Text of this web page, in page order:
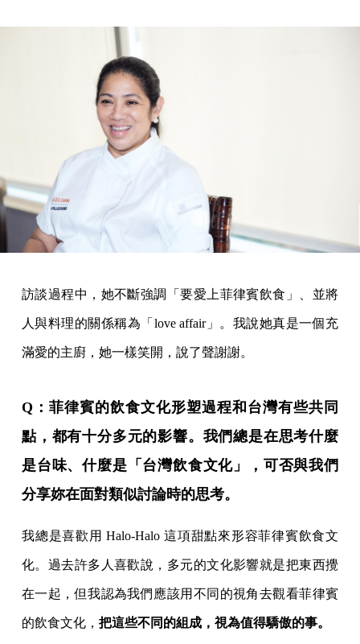
訪談過程中，她不斷強調「要愛上菲律賓飲食」、並將
人與料理的關係稱為「love affair」。我說她真是一個充
滿愛的主廚，她一樣笑開，說了聲謝謝。
Q：菲律賓的飲食文化形塑過程和台灣有些共同
點，都有十分多元的影響。我們總是在思考什麼
是台味、什麼是「台灣飲食文化」，可否與我們
分享妳在面對類似討論時的思考。
我總是喜歡用 Halo-Halo 這項甜點來形容菲律賓飲食文
化。過去許多人喜歡說，多元的文化影響就是把東西攪
在一起，但我認為我們應該用不同的視角去觀看菲律賓
的飲食文化， 把這些不同的組成，視為值得驕傲的事。